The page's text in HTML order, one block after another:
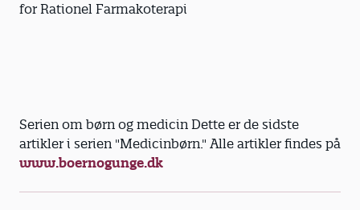
for Rationel Farmakoterapi
Serien om børn og medicin Dette er de sidste
artikler i serien "Medicinbørn." Alle artikler findes på
www.boernogunge.dk